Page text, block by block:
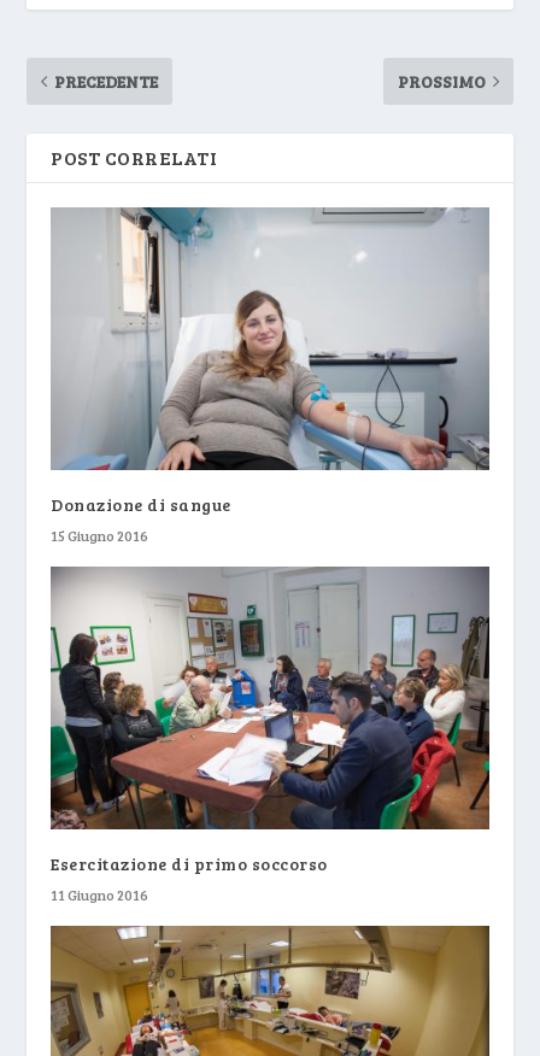
PRECEDENTE PROSSIMO
POST CORRELATI
Donazione di sangue
15 Giugno 2016
Esercitazione di primo soccorso
11 Giugno 2016